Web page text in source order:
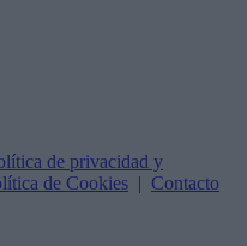
de privacidad y
de Cookies | Contacto